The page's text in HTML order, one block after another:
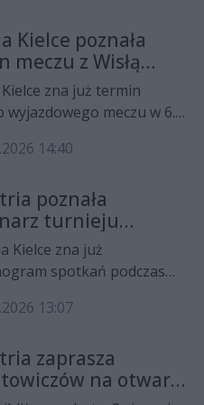
indywidualnej, Dalia
brąz, a
Polski kobiet
po srebrny medal w
drużynowym.
Kielce poznała
meczu z Wisłą
Spotkanie otworzy
Ekstraklasy
zna już termin
wyjazdowego meczu w 6.
przez Jacka
piątek, 28 sierpnia.
gwizdek zaplanowano na
14:40
poznała
turnieju
w
Wiemy, gdzie
można obejrzeć
sprawdzian
Kielce zna już
spotkań podczas
Infinita w Santander.
a cały wyjazd będzie
etapem przygotowań
13:07
zaprasza
na otwarty